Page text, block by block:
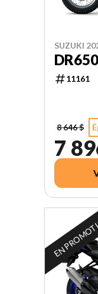
SUZUKI
11161
8 646 $
7
EN